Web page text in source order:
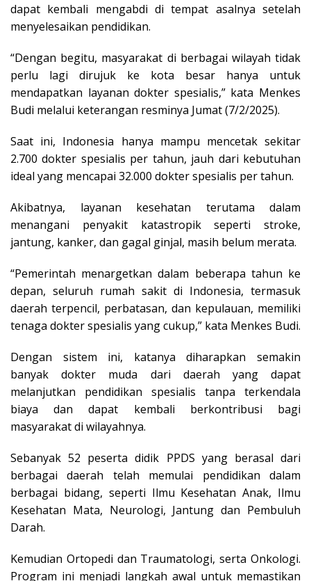
dapat kembali mengabdi di tempat asalnya setelah
menyelesaikan pendidikan.
“Dengan begitu, masyarakat di berbagai wilayah tidak
perlu lagi dirujuk ke kota besar hanya untuk
mendapatkan layanan dokter spesialis,” kata Menkes
Budi melalui keterangan resminya Jumat (7/2/2025).
Saat ini, Indonesia hanya mampu mencetak sekitar
2.700 dokter spesialis per tahun, jauh dari kebutuhan
ideal yang mencapai 32.000 dokter spesialis per tahun.
Akibatnya, layanan kesehatan terutama dalam
menangani penyakit katastropik seperti stroke,
jantung, kanker, dan gagal ginjal, masih belum merata.
“Pemerintah menargetkan dalam beberapa tahun ke
depan, seluruh rumah sakit di Indonesia, termasuk
daerah terpencil, perbatasan, dan kepulauan, memiliki
tenaga dokter spesialis yang cukup,” kata Menkes Budi.
Dengan sistem ini, katanya diharapkan semakin
banyak dokter muda dari daerah yang dapat
melanjutkan pendidikan spesialis tanpa terkendala
biaya dan dapat kembali berkontribusi bagi
masyarakat di wilayahnya.
Sebanyak 52 peserta didik PPDS yang berasal dari
berbagai daerah telah memulai pendidikan dalam
berbagai bidang, seperti Ilmu Kesehatan Anak, Ilmu
Kesehatan Mata, Neurologi, Jantung dan Pembuluh
Darah.
Kemudian Ortopedi dan Traumatologi, serta Onkologi.
Program ini menjadi langkah awal untuk memastikan